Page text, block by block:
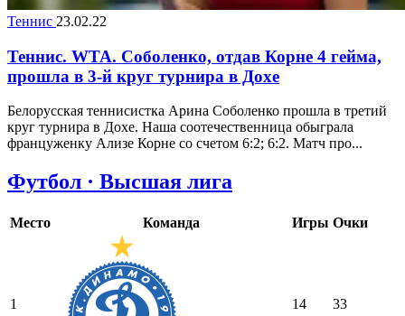
Теннис 23.02.22
Теннис. WTA. Соболенко, отдав Корне 4 гейма,
прошла в 3-й круг турнира в Дохе
Белорусская теннисистка Арина Соболенко прошла в третий
круг турнира в Дохе. Наша соотечественница обыграла
француженку Ализе Корне со счетом 6:2; 6:2. Матч про...
Футбол · Высшая лига
Место Команда Игры Очки
1 14 33